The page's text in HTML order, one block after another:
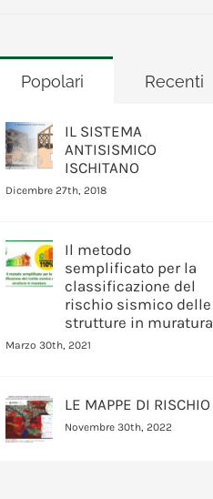
Popolari Recenti
IL SISTEMA
ANTISISMICO
ISCHITANO
Dicembre 27th, 2018
Il metodo
semplificato per la
classificazione del
rischio sismico delle
strutture in muratura
Marzo 30th, 2021
LE MAPPE DI RISCHIO
Novembre 30th, 2022